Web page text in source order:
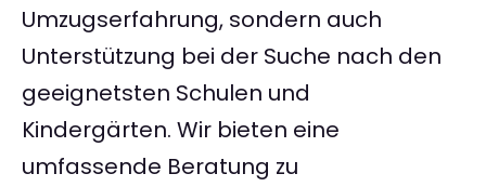
Umzugserfahrung, sondern auch
Unterstützung bei der Suche nach den
geeignetsten Schulen und
Kindergärten. Wir bieten eine
umfassende Beratung zu